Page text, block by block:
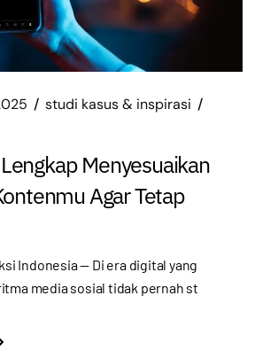
studi kasus & inspirasi
Menyesuaikan
Agar Tetap
Indonesia — Di era digital yang
media sosial tidak pernah st